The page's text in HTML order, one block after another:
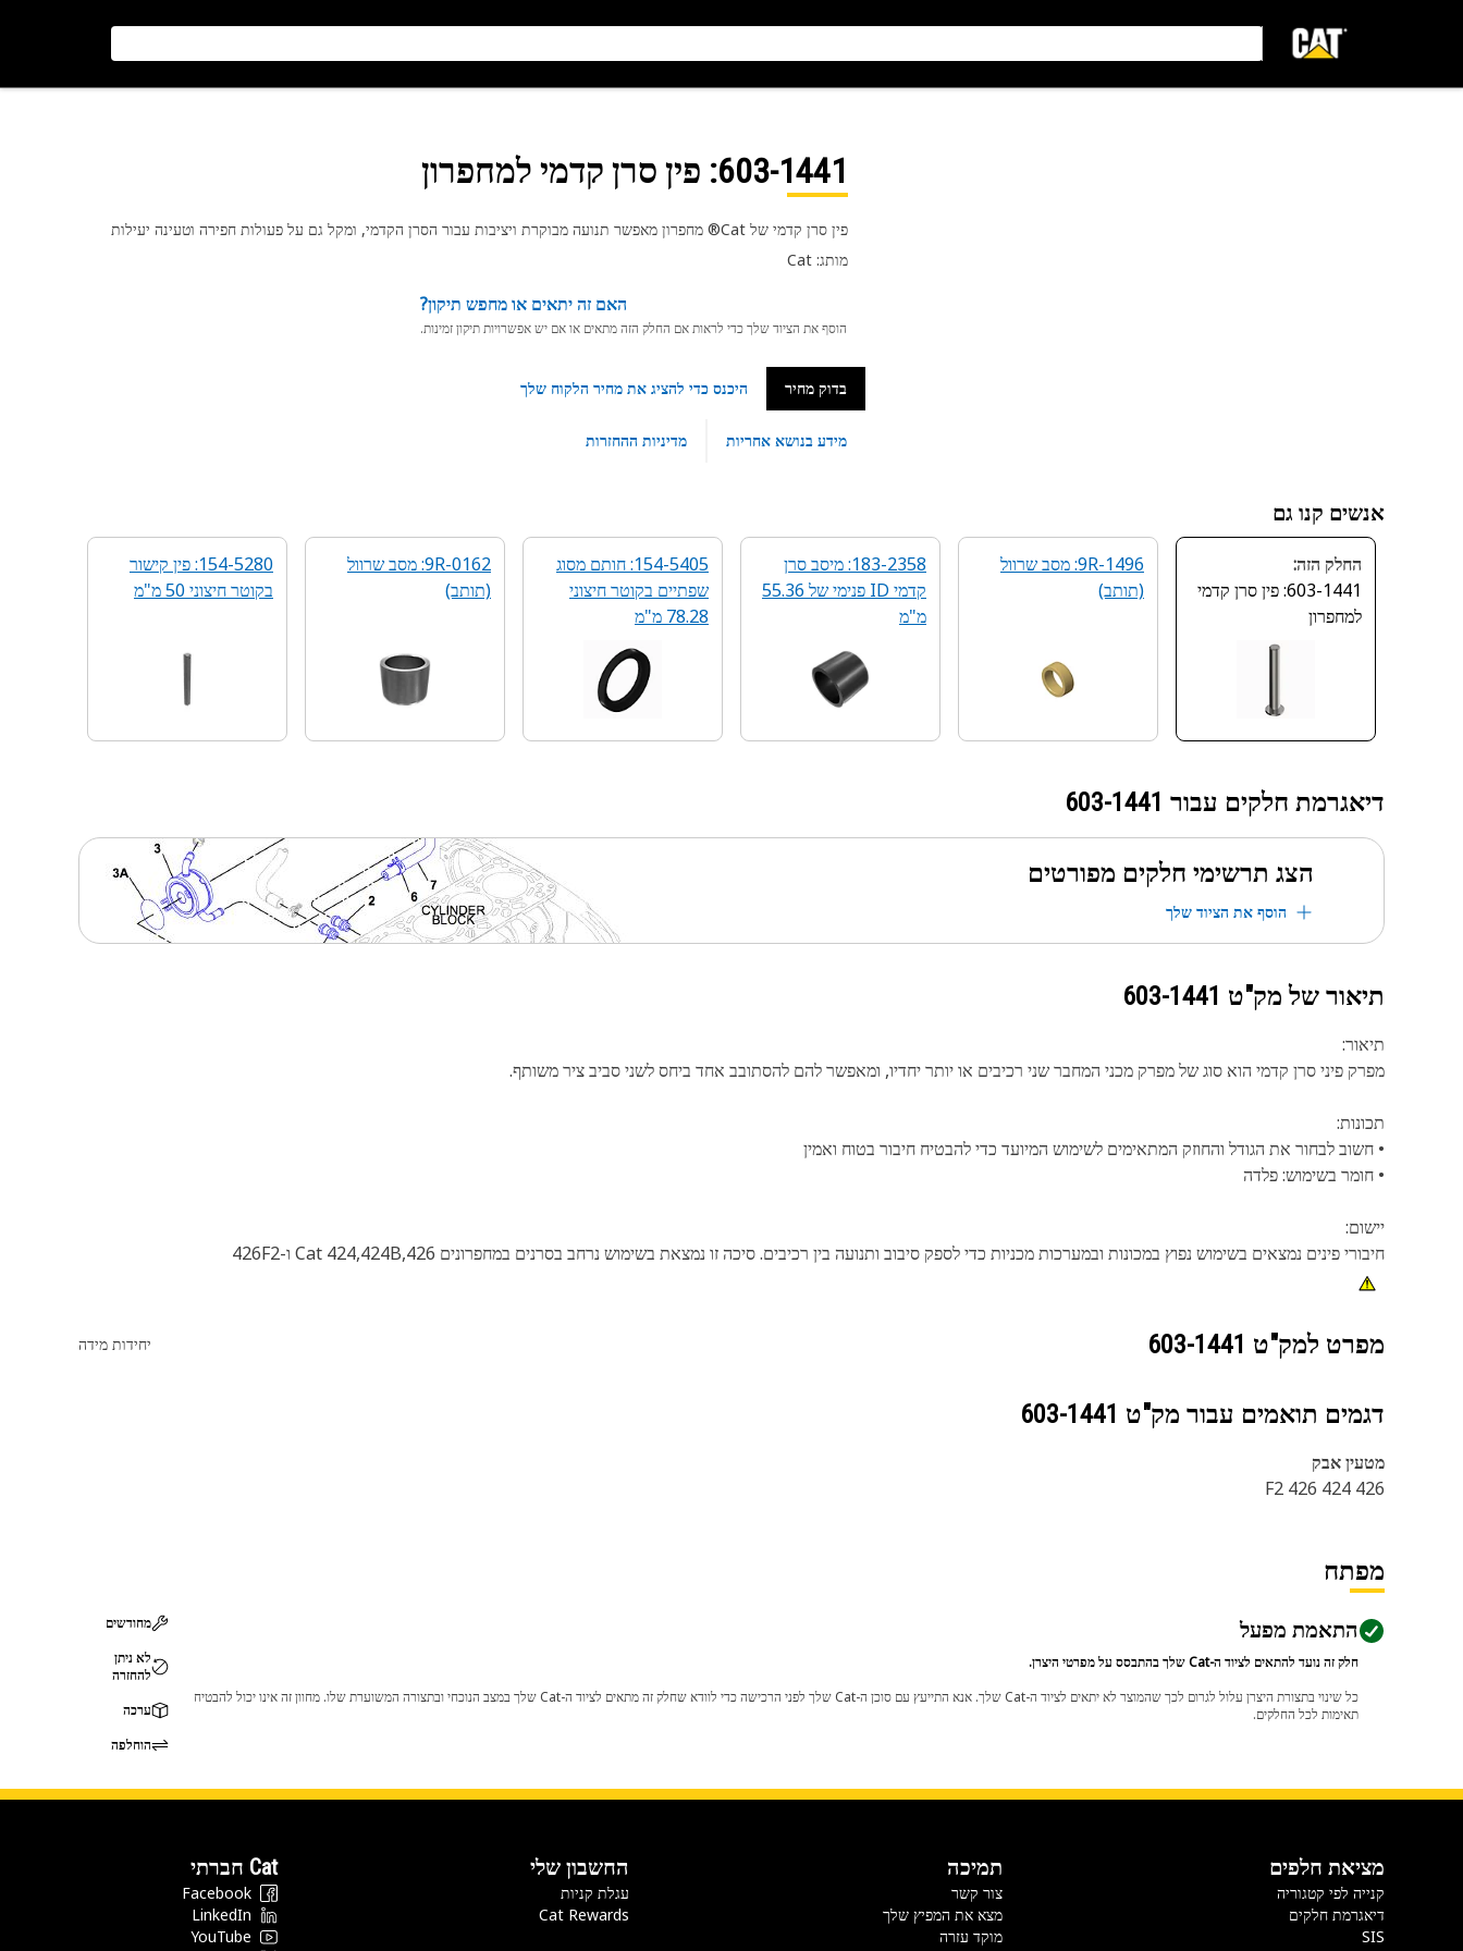
603-1441: פין סרן קדמי למחפרון
פין סרן קדמי של Cat® מחפרון מאפשר תנועה מבוקרת ויציבות עבור הסרן הקדמי, ומקל גם על פעולות חפירה וטעינה יעילות
מותג: Cat
האם זה יתאים או מחפש תיקון?
הוסף את הציוד שלך כדי לראות אם החלק הזה מתאים או אם יש אפשרויות תיקון זמינות.
בדוק מחיר היכנס כדי להציג את מחיר הלקוח שלך
מידע בנושא אחריות מדיניות ההחזרות
אנשים קנו גם
החלק הזה:
603-1441: פין סרן קדמי
למחפרון
9R-1496: מסב שרוול
(תותב)
183-2358: מיסב סרן
קדמי ID פנימי של 55.36
מ"מ
154-5405: חותם מסוג
שפתיים בקוטר חיצוני
78.28 מ"מ
9R-0162: מסב שרוול
(תותב)
154-5280: פין קישור
בקוטר חיצוני 50 מ"מ
דיאגרמת חלקים עבור 603-1441
הצג תרשימי חלקים מפורטים
הוסף את הציוד שלך
תיאור של מק"ט 603-1441
תיאור:
מפרק פיני סרן קדמי הוא סוג של מפרק מכני המחבר שני רכיבים או יותר יחדיו, ומאפשר להם להסתובב אחד ביחס לשני סביב ציר משותף.
תכונות:
• חשוב לבחור את הגודל והחוזק המתאימים לשימוש המיועד כדי להבטיח חיבור בטוח ואמין
• חומר בשימוש: פלדה
יישום:
חיבורי פינים נמצאים בשימוש נפוץ במכונות ובמערכות מכניות כדי לספק סיבוב ותנועה בין רכיבים. סיכה זו נמצאת בשימוש נרחב בסרנים במחפרונים Cat 424,424B,426 ו-426F2
מפרט למק"ט 603-1441 יחידות מידה
דגמים תואמים עבור מק"ט 603-1441
מטעין אבק
426 424 426 F2
מפתח
התאמת מפעל
חלק זה נועד להתאים לציוד ה-Cat שלך בהתבסס על מפרטי היצרן.
כל שינוי בתצורת היצרן עלול לגרום לכך שהמוצר לא יתאים לציוד ה-Cat שלך. אנא התייעץ עם סוכן ה-Cat שלך לפני הרכישה כדי לוודא שחלק זה מתאים לציוד ה-Cat שלך במצב הנוכחי ובתצורה המשוערת שלו. מחוון זה אינו יכול להבטיח
תאימות לכל החלקים.
מחודשים
לא ניתן
להחזרה
ערכה
הוחלפה
מציאת חלפים
קנייה לפי קטגוריה
דיאגרמת חלקים
SIS
תמיכה
צור קשר
מצא את המפיץ שלך
מוקד עזרה
החשבון שלי
עגלת קניות
Cat Rewards
Cat חברתי
Facebook
LinkedIn
YouTube